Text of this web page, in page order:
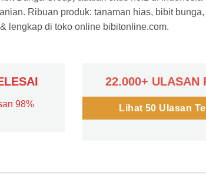
Ribuan produk: tanaman hias, bibit
lengkap di toko online bibitonline.com.
98%
22.000+ ULASAN
Lihat 50 Ulasan